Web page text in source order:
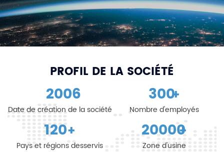
PROFIL DE LA SOCIÉTÉ
2006
Date de création de la société
300+
Nombre d'employés
120+
Pays et régions desservis
20000
+
Zone d'usine